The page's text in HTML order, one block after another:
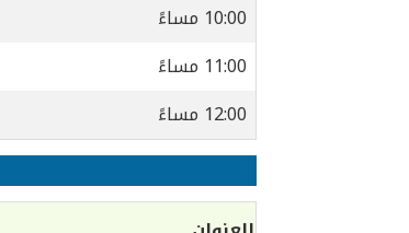
10:00 مساءً
11:00 مساءً
12:00 مساءً